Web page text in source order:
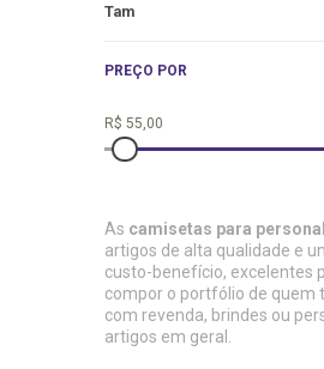
Tam
PREÇO POR
As camisetas para
artigos de alta qualidade e
custo-benefício, excelentes
compor o portfólio de quem
com revenda, brindes ou
artigos em geral.